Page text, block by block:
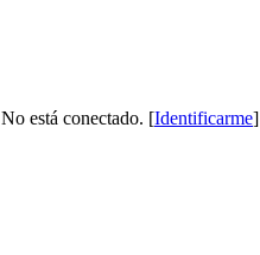
No está conectado. [Identificarme]